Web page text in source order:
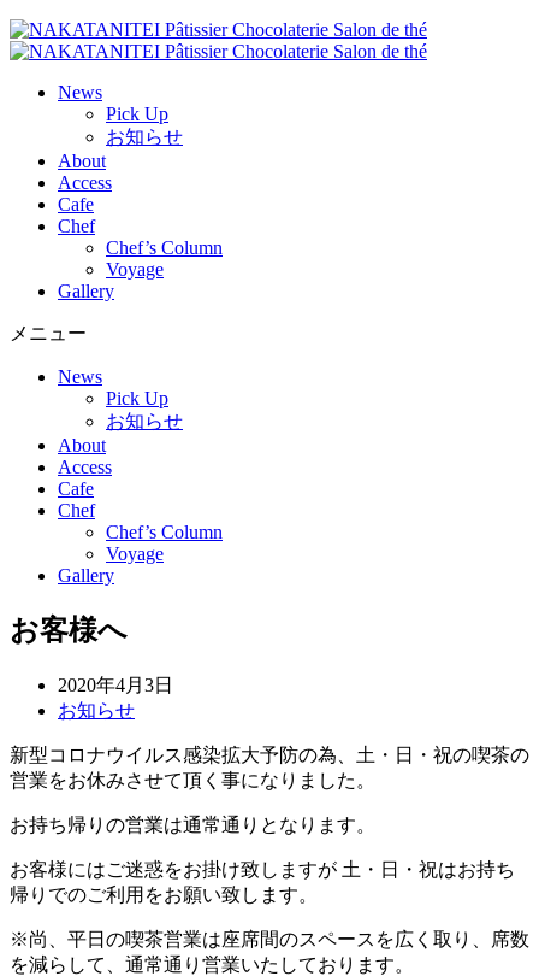
News
Pick Up
お知らせ
About
Access
Cafe
Chef
Chef’s Column
Voyage
Gallery
メニュー
News
Pick Up
お知らせ
About
Access
Cafe
Chef
Chef’s Column
Voyage
Gallery
お客様へ
2020年4月3日
お知らせ
新型コロナウイルス感染拡大予防の為、土・日・祝の喫茶の
営業をお休みさせて頂く事になりました。
お持ち帰りの営業は通常通りとなります。
お客様にはご迷惑をお掛け致しますが 土・日・祝はお持ち
帰りでのご利用をお願い致します。
※尚、平日の喫茶営業は座席間のスペースを広く取り、席数
を減ら して、通常通り営業いたしております。